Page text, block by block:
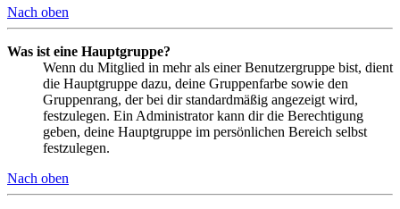
Nach oben
Was ist eine Hauptgruppe?
Wenn du Mitglied in mehr als einer Benutzergruppe bist, dient
die Hauptgruppe dazu, deine Gruppenfarbe sowie den
Gruppenrang, der bei dir standardmäßig angezeigt wird,
festzulegen. Ein Administrator kann dir die Berechtigung
geben, deine Hauptgruppe im persönlichen Bereich selbst
festzulegen.
Nach oben